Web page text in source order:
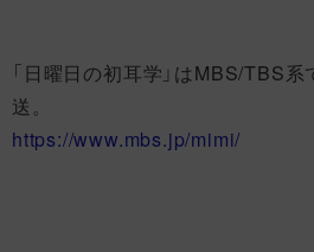
「日曜日の初耳学」はMBS/TBS
送。
https://www.mbs.jp/mimi/